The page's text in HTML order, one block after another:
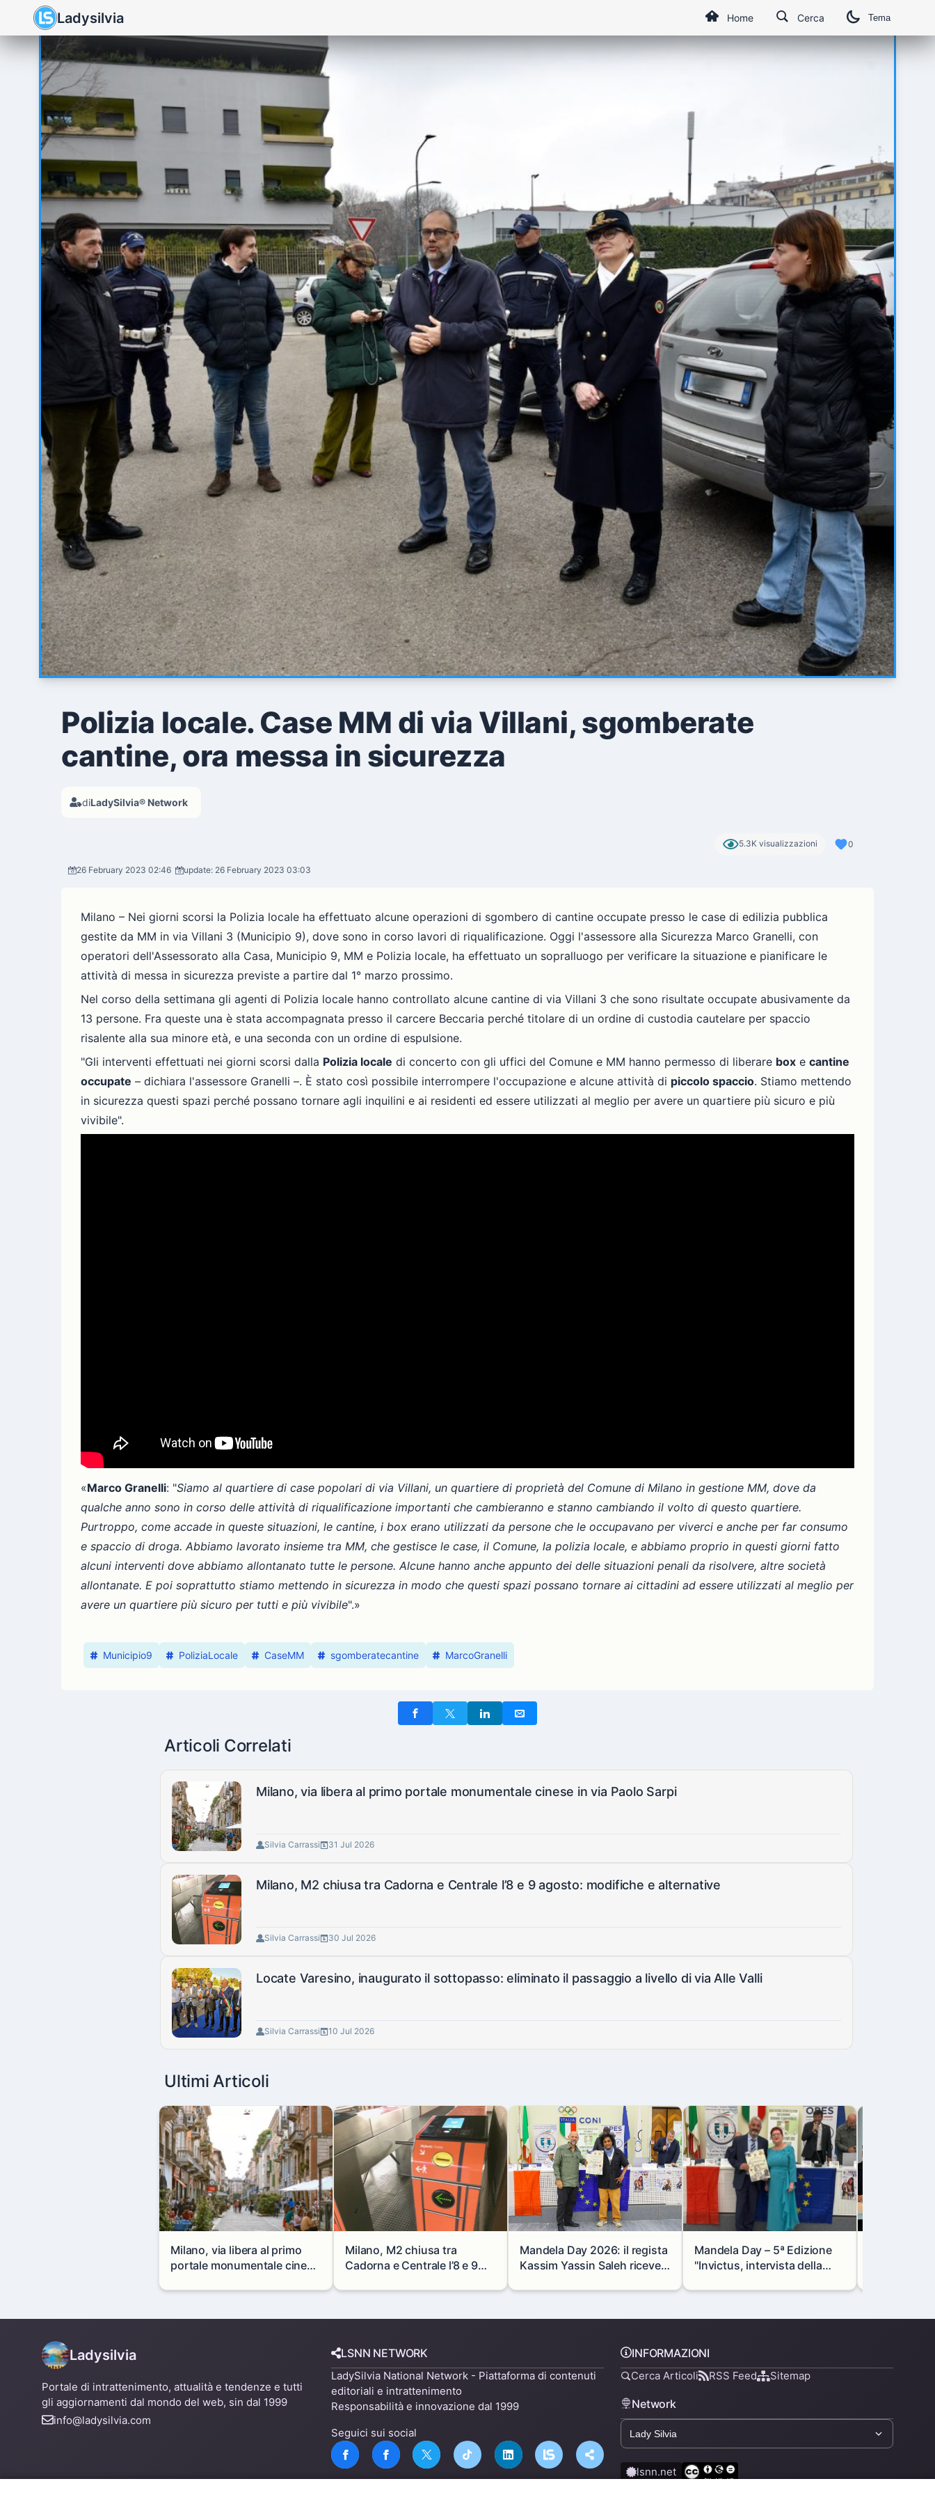
Ladysilvia Home Cerca Tema
Polizia locale. Case MM di via Villani, sgomberate
cantine, ora messa in sicurezza
diLadySilvia® Network
5.3K visualizzazioni 0
26 February 2023 02:46 update: 26 February 2023 03:03
Milano – Nei giorni scorsi la Polizia locale ha effettuato alcune operazioni di sgombero di cantine occupate presso le case di edilizia pubblica
gestite da MM in via Villani 3 (Municipio 9), dove sono in corso lavori di riqualificazione. Oggi l'assessore alla Sicurezza Marco Granelli, con
operatori dell'Assessorato alla Casa, Municipio 9, MM e Polizia locale, ha effettuato un sopralluogo per verificare la situazione e pianificare le
attività di messa in sicurezza previste a partire dal 1° marzo prossimo.
Nel corso della settimana gli agenti di Polizia locale hanno controllato alcune cantine di via Villani 3 che sono risultate occupate abusivamente da
13 persone. Fra queste una è stata accompagnata presso il carcere Beccaria perché titolare di un ordine di custodia cautelare per spaccio
risalente alla sua minore età, e una seconda con un ordine di espulsione.
"Gli interventi effettuati nei giorni scorsi dalla Polizia locale di concerto con gli uffici del Comune e MM hanno permesso di liberare box e cantine
occupate – dichiara l'assessore Granelli –. È stato così possibile interrompere l'occupazione e alcune attività di piccolo spaccio. Stiamo mettendo
in sicurezza questi spazi perché possano tornare agli inquilini e ai residenti ed essere utilizzati al meglio per avere un quartiere più sicuro e più
vivibile".
«Marco Granelli: "Siamo al quartiere di case popolari di via Villani, un quartiere di proprietà del Comune di Milano in gestione MM, dove da
qualche anno sono in corso delle attività di riqualificazione importanti che cambieranno e stanno cambiando il volto di questo quartiere.
Purtroppo, come accade in queste situazioni, le cantine, i box erano utilizzati da persone che le occupavano per viverci e anche per far consumo
e spaccio di droga. Abbiamo lavorato insieme tra MM, che gestisce le case, il Comune, la polizia locale, e abbiamo proprio in questi giorni fatto
alcuni interventi dove abbiamo allontanato tutte le persone. Alcune hanno anche appunto dei delle situazioni penali da risolvere, altre società
allontanate. E poi soprattutto stiamo mettendo in sicurezza in modo che questi spazi possano tornare ai cittadini ad essere utilizzati al meglio per
avere un quartiere più sicuro per tutti e più vivibile".»
Municipio9 PoliziaLocale CaseMM sgomberatecantine MarcoGranelli
Articoli Correlati
Milano, via libera al primo portale monumentale cinese in via Paolo Sarpi
Silvia Carrassi 31 Jul 2026
Milano, M2 chiusa tra Cadorna e Centrale l’8 e 9 agosto: modifiche e alternative
Silvia Carrassi 30 Jul 2026
Locate Varesino, inaugurato il sottopasso: eliminato il passaggio a livello di via Alle Valli
Silvia Carrassi 10 Jul 2026
Ultimi Articoli
Milano, via libera al primo
portale monumentale cinese
Milano, M2 chiusa tra
Cadorna e Centrale l’8 e 9
alternative
Mandela Day 2026: il regista
Kassim Yassin Saleh riceve il
Mandela Day – 5ª Edizione
"Invictus, intervista della
Giovanni dell'AISM
Ladysilvia
Portale di intrattenimento, attualità e tendenze e tutti
gli aggiornamenti dal mondo del web, sin dal 1999
info@ladysilvia.com
LSNN NETWORK
LadySilvia National Network - Piattaforma di contenuti
editoriali e intrattenimento
Responsabilità e innovazione dal 1999
Seguici sui social
INFORMAZIONI
Cerca Articoli RSS Feed Sitemap
Network
lsnn.net